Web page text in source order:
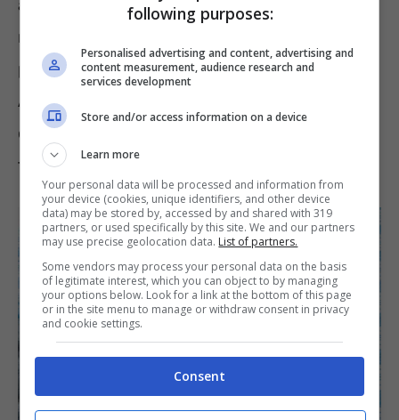
alla tecnologia RFID
, ormai integrata
nelle
perfino
nei documenti elettronici.
Attraverso onde radio a corto raggio, il chip
comunica con i lettori abilitati per autorizzare
transazioni rapide.
following purposes:
Personalised advertising and content, advertising and
content measurement, audience research and
services development
Store and/or access information on a device
Learn more
Your personal data will be processed and information from
your device (cookies, unique identifiers, and other device
data) may be stored by, accessed by and shared with 319
partners, or used specifically by this site. We and our partners
may use precise geolocation data. List of partners.
Some vendors may process your personal data on the basis
of legitimate interest, which you can object to by managing
your options below. Look for a link at the bottom of this page
or in the site menu to manage or withdraw consent in privacy
and cookie settings.
Consent